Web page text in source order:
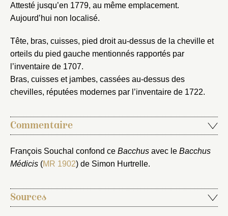
Attesté jusqu’en 1779, au même emplacement.
Aujourd’hui non localisé.
Tête, bras, cuisses, pied droit au-dessus de la cheville et
orteils du pied gauche mentionnés rapportés par
l’inventaire de 1707.
Bras, cuisses et jambes, cassées au-dessus des
chevilles, réputées modernes par l’inventaire de 1722.
Commentaire
François Souchal confond ce Bacchus avec le Bacchus
Médicis (MR 1902) de Simon Hurtrelle.
Sources
Créer et ajouter
Vous n'êtes pas encore inscrit ?